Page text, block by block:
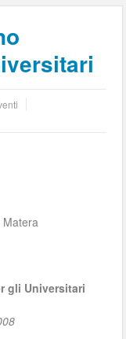
Matera
gli Universitari